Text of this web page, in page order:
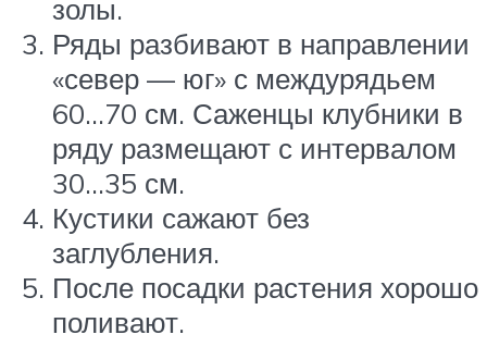
золы.
Ряды разбивают в направлении
«север — юг» с междурядьем
60…70 см. Саженцы клубники в
ряду размещают с интервалом
30…35 см.
Кустики сажают без
заглубления.
После посадки растения хорошо
поливают.